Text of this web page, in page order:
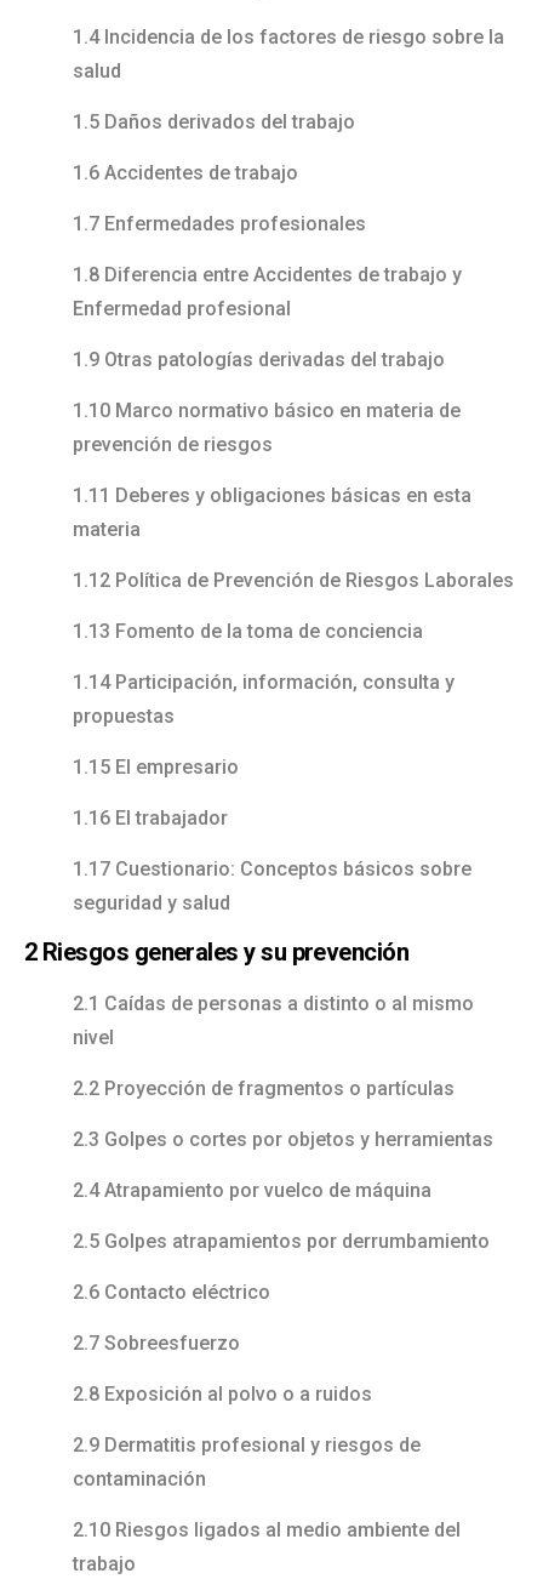
1.4 Incidencia de los factores de riesgo sobre la
salud
1.5 Daños derivados del trabajo
1.6 Accidentes de trabajo
1.7 Enfermedades profesionales
1.8 Diferencia entre Accidentes de trabajo y
Enfermedad profesional
1.9 Otras patologías derivadas del trabajo
1.10 Marco normativo básico en materia de
prevención de riesgos
1.11 Deberes y obligaciones básicas en esta
materia
1.12 Política de Prevención de Riesgos Laborales
1.13 Fomento de la toma de conciencia
1.14 Participación, información, consulta y
propuestas
1.15 El empresario
1.16 El trabajador
1.17 Cuestionario: Conceptos básicos sobre
seguridad y salud
2 Riesgos generales y su prevención
2.1 Caídas de personas a distinto o al mismo
nivel
2.2 Proyección de fragmentos o partículas
2.3 Golpes o cortes por objetos y herramientas
2.4 Atrapamiento por vuelco de máquina
2.5 Golpes atrapamientos por derrumbamiento
2.6 Contacto eléctrico
2.7 Sobreesfuerzo
2.8 Exposición al polvo o a ruidos
2.9 Dermatitis profesional y riesgos de
contaminación
2.10 Riesgos ligados al medio ambiente del
trabajo